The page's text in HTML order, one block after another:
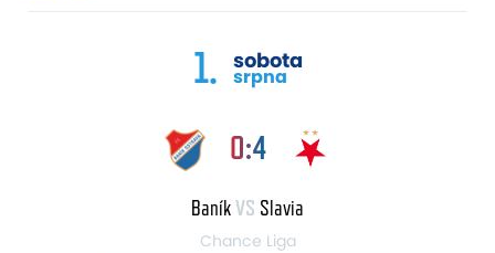
1. sobota
srpna
0:4
BaníkVS Slavia
Chance Liga